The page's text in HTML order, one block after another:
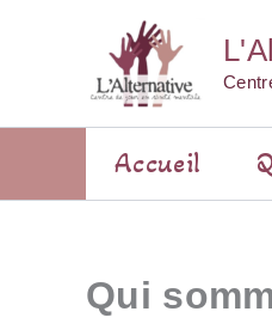
Accueil
Qui